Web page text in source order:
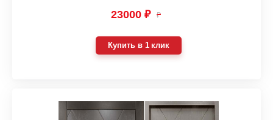
23000 ₽ ₽
Купить в 1 клик